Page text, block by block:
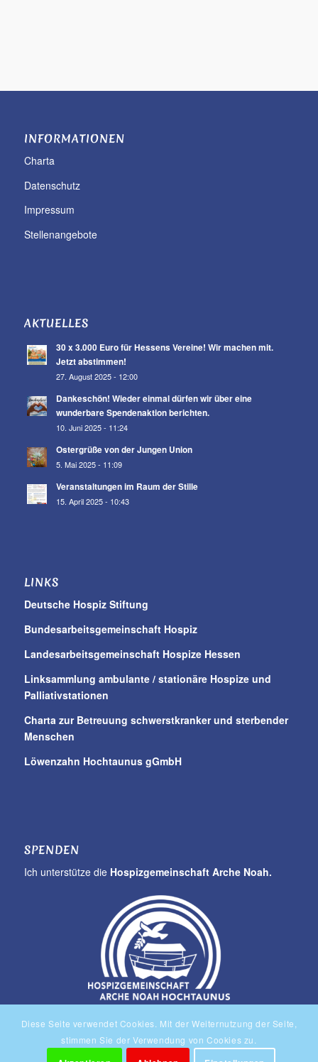
INFORMATIONEN
Charta
Datenschutz
Impressum
Stellenangebote
AKTUELLES
30 x 3.000 Euro für Hessens Vereine! Wir machen mit.
Jetzt abstimmen!
27. August 2025 - 12:00
Dankeschön! Wieder einmal dürfen wir über eine
wunderbare Spendenaktion berichten.
10. Juni 2025 - 11:24
Ostergrüße von der Jungen Union
5. Mai 2025 - 11:09
Veranstaltungen im Raum der Stille
15. April 2025 - 10:43
LINKS
Deutsche Hospiz Stiftung
Bundesarbeitsgemeinschaft Hospiz
Landesarbeitsgemeinschaft Hospize Hessen
Linksammlung ambulante / stationäre Hospize und
Palliativstationen
Charta zur Betreuung schwerstkranker und sterbender
Menschen
Löwenzahn Hochtaunus gGmbH
SPENDEN
Ich unterstütze dieHospizgemeinschaft Arche Noah.
Hier Spenden!
Diese Seite verwendet Cookies. Mit der Weiternutzung der Seite,
stimmen Sie der Verwendung von Cookies zu.